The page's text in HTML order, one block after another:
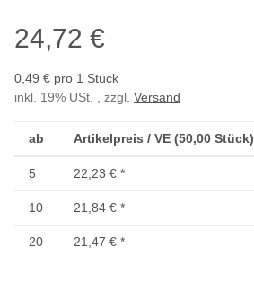
24,72 €
0,49 € pro 1 Stück
inkl. 19% USt. , zzgl. Versand
ab Artikelpreis / VE (50,00 Stück)
5 22,23 € *
10 21,84 € *
20 21,47 € *